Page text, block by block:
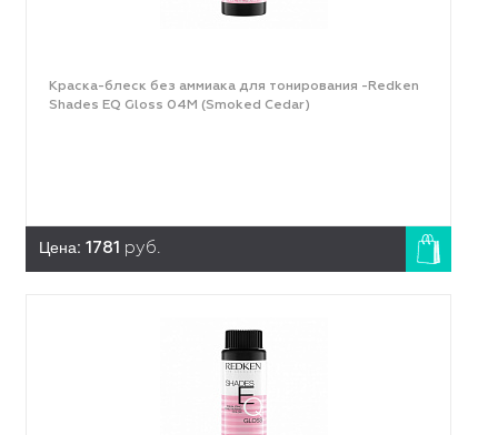
Краска-блеск без аммиака для тонирования -Redken
Shades EQ Gloss 04M (Smoked Cedar)
Цена: 1781 руб.